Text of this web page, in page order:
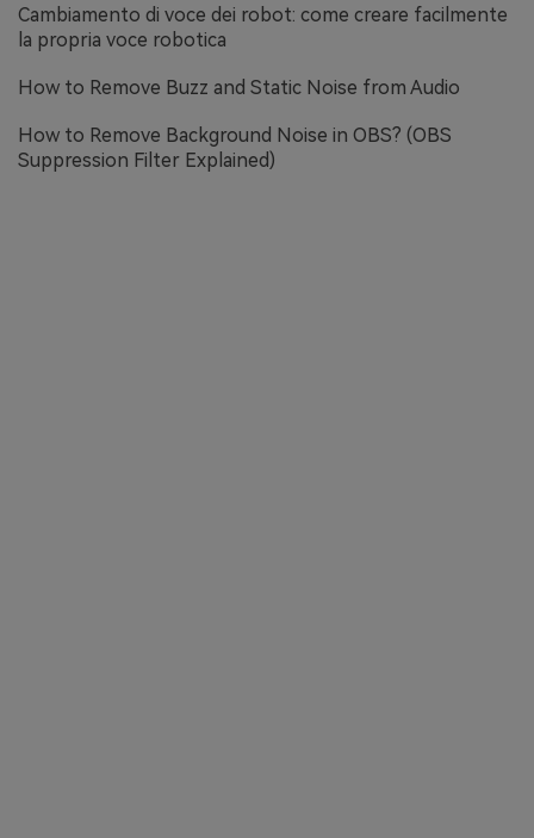
Cambiamento di voce dei robot: come creare facilmente
la propria voce robotica
How to Remove Buzz and Static Noise from Audio
How to Remove Background Noise in OBS? (OBS
Suppression Filter Explained)